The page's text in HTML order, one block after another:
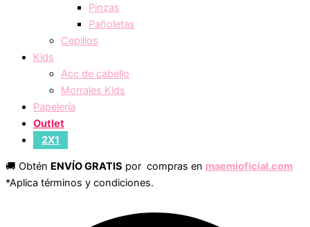
Pinzas
Pañoletas
Cepillos
Kids
Acc de cabello
Morrales Kids
Papelería
Outlet
2X1
🚚 Obtén ENVÍO GRATIS por compras en maemioficial.com
*Aplica términos y condiciones.